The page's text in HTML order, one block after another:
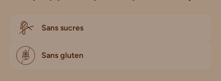
Sans sucres
Sans gluten